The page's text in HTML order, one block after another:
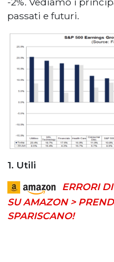
passati e futuri.
1. Utili
ERRORI
SU AMAZON >
SPARISCANO!